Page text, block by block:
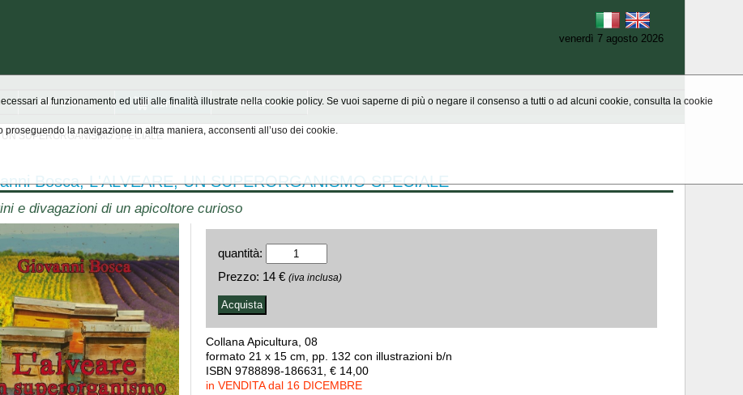
venerdì 7 agosto 2026
Chi siamo Scrivici
SUPERORGANISMO SPECIALE
Bosca, L'ALVEARE, UN SUPERORGANISMO SPECIALE
e divagazioni di un apicoltore curioso
quantità:
Prezzo: 14 € (iva inclusa)
Collana Apicultura, 08
formato 21 x 15 cm, pp. 132 con illustrazioni b/n
ISBN 9788898-186631, € 14,00
in VENDITA dal 16 DICEMBRE
al funzionamento ed utili alle finalità illustrate nella cookie policy. Se vuoi saperne di più o negare il consenso a tutti o ad alcuni cookie, consulta la cookie
la navigazione in altra maniera, acconsenti all’uso dei cookie.